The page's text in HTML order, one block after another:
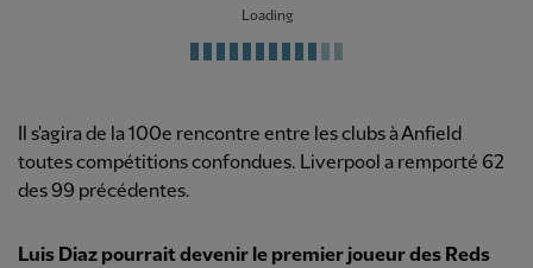
Loading
Il s'agira de la 100e rencontre entre les clubs à Anfield
toutes compétitions confondues. Liverpool a remporté 62
des 99 précédentes.
Luis Diaz pourrait devenir le premier joueur des Reds